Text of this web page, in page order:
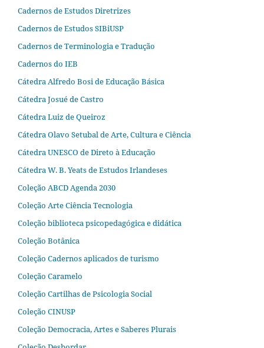
Cadernos de Estudos Diretrizes
Cadernos de Estudos SIBiUSP
Cadernos de Terminologia e Tradução
Cadernos do IEB
Cátedra Alfredo Bosi de Educação Básica
Cátedra Josué de Castro
Cátedra Luiz de Queiroz
Cátedra Olavo Setubal de Arte, Cultura e Ciência
Cátedra UNESCO de Direto à Educação
Cátedra W. B. Yeats de Estudos Irlandeses
Coleção ABCD Agenda 2030
Coleção Arte Ciência Tecnologia
Coleção biblioteca psicopedagógica e didática
Coleção Botânica
Coleção Cadernos aplicados de turismo
Coleção Caramelo
Coleção Cartilhas de Psicologia Social
Coleção CINUSP
Coleção Democracia, Artes e Saberes Plurais